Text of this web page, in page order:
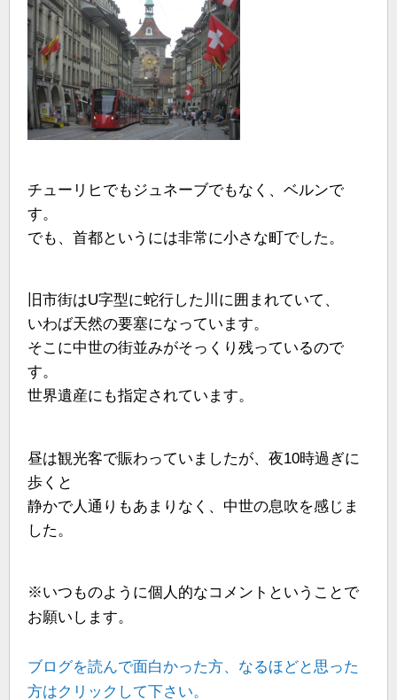
チューリヒでもジュネーブでもなく、ベルンで
す。
でも、首都というには非常に小さな町でした。
旧市街はU字型に蛇行した川に囲まれていて、
いわば天然の要塞になっています。
そこに中世の街並みがそっくり残っているので
す。
世界遺産にも指定されています。
昼は観光客で賑わっていましたが、夜10時過ぎに
歩くと
静かで人通りもあまりなく、中世の息吹を感じま
した。
※いつものように個人的なコメントということで
お願いします。
ブログを読んで面白かった方、なるほどと思った
方はクリックして下さい。